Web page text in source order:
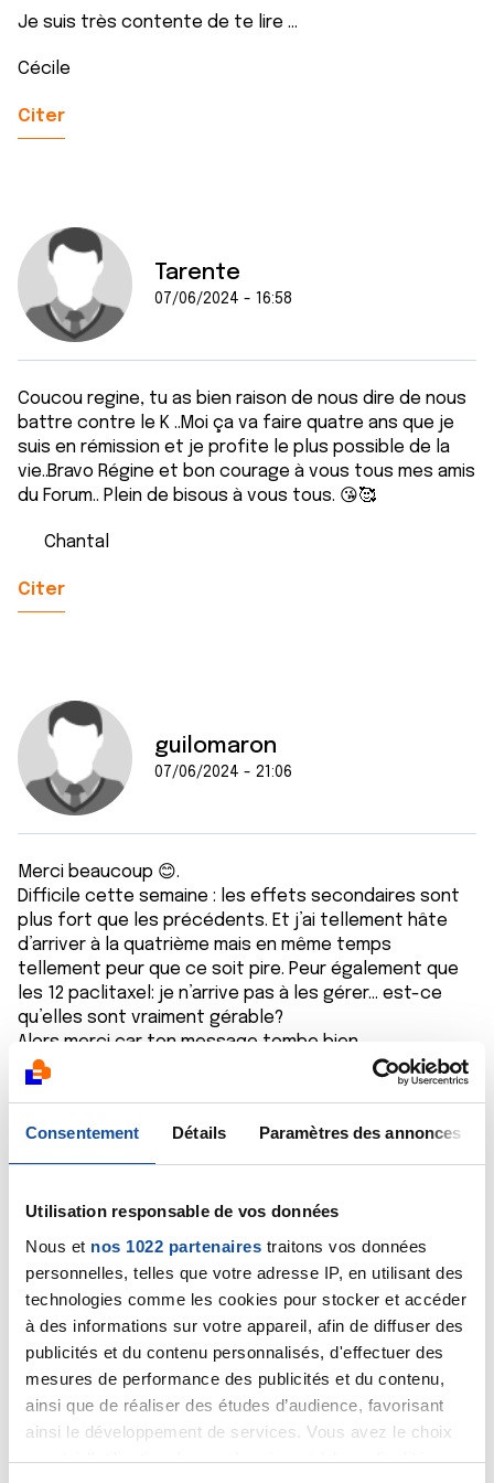
Consentement Détails Paramètres des annonces
Utilisation responsable de vos données
Nous et nos 1022 partenaires traitons vos données
personnelles, telles que votre adresse IP, en utilisant des
technologies comme les cookies pour stocker et accéder
à des informations sur votre appareil, afin de diffuser des
publicités et du contenu personnalisés, d'effectuer des
mesures de performance des publicités et du contenu,
ainsi que de réaliser des études d’audience, favorisant
ainsi le développement de services. Vous avez le choix
quant à l'utilisation de vos données et à leurs finalités.
Je suis très contente de te lire ...
Cécile
Citer
Tarente
07/06/2024 - 16:58
Coucou regine, tu as bien raison de nous dire de nous
battre contre le K ..Moi ça va faire quatre ans que je
suis en rémission et je profite le plus possible de la
vie..Bravo Régine et bon courage à vous tous mes amis
du Forum.. Plein de bisous à vous tous. 😘🥰
Chantal
Citer
guilomaron
07/06/2024 - 21:06
Merci beaucoup 😊.
Difficile cette semaine : les effets secondaires sont
plus fort que les précédents. Et j’ai tellement hâte
d’arriver à la quatrième mais en même temps
tellement peur que ce soit pire. Peur également que
les 12 paclitaxel: je n’arrive pas à les gérer… est-ce
qu’elles sont vraiment gérable?
Alors merci car ton message tombe bien.
Bonne soirée.
Citer
Saram
07/06/2024 - 23:44
Bonsoir Guilomaron,